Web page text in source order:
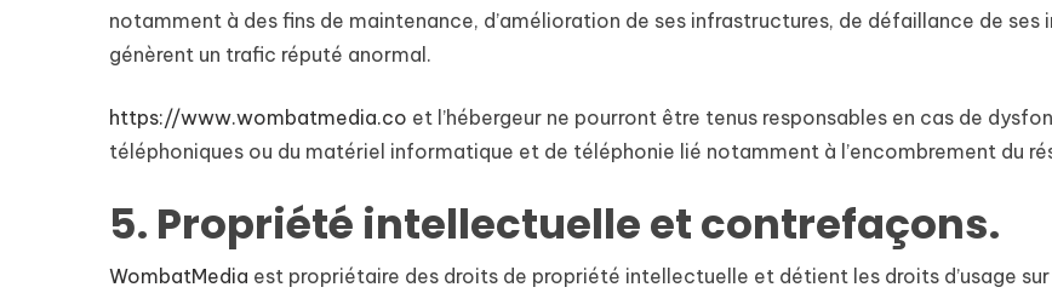
notamment à des fins de maintenance, d’amélioration de ses infrastructures, de défaillance de
génèrent un trafic réputé anormal.
https://www.wombatmedia.co et l’hébergeur ne pourront être tenus responsables en cas de
téléphoniques ou du matériel informatique et de téléphonie lié notamment à l’encombrement du
5. Propriété intellectuelle et contrefaçons.
WombatMedia est propriétaire des droits de propriété intellectuelle et détient les droits d’usage